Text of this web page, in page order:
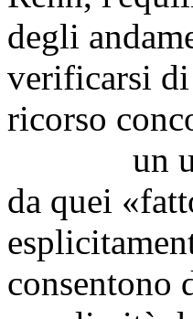
degli
verificarsi
ricorso
un
da quei
consentono